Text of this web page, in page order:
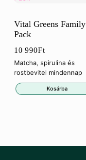
Vital Greens Family
Pack
10 990Ft
Matcha, spirulina és
rostbevitel mindennap
Kosárba